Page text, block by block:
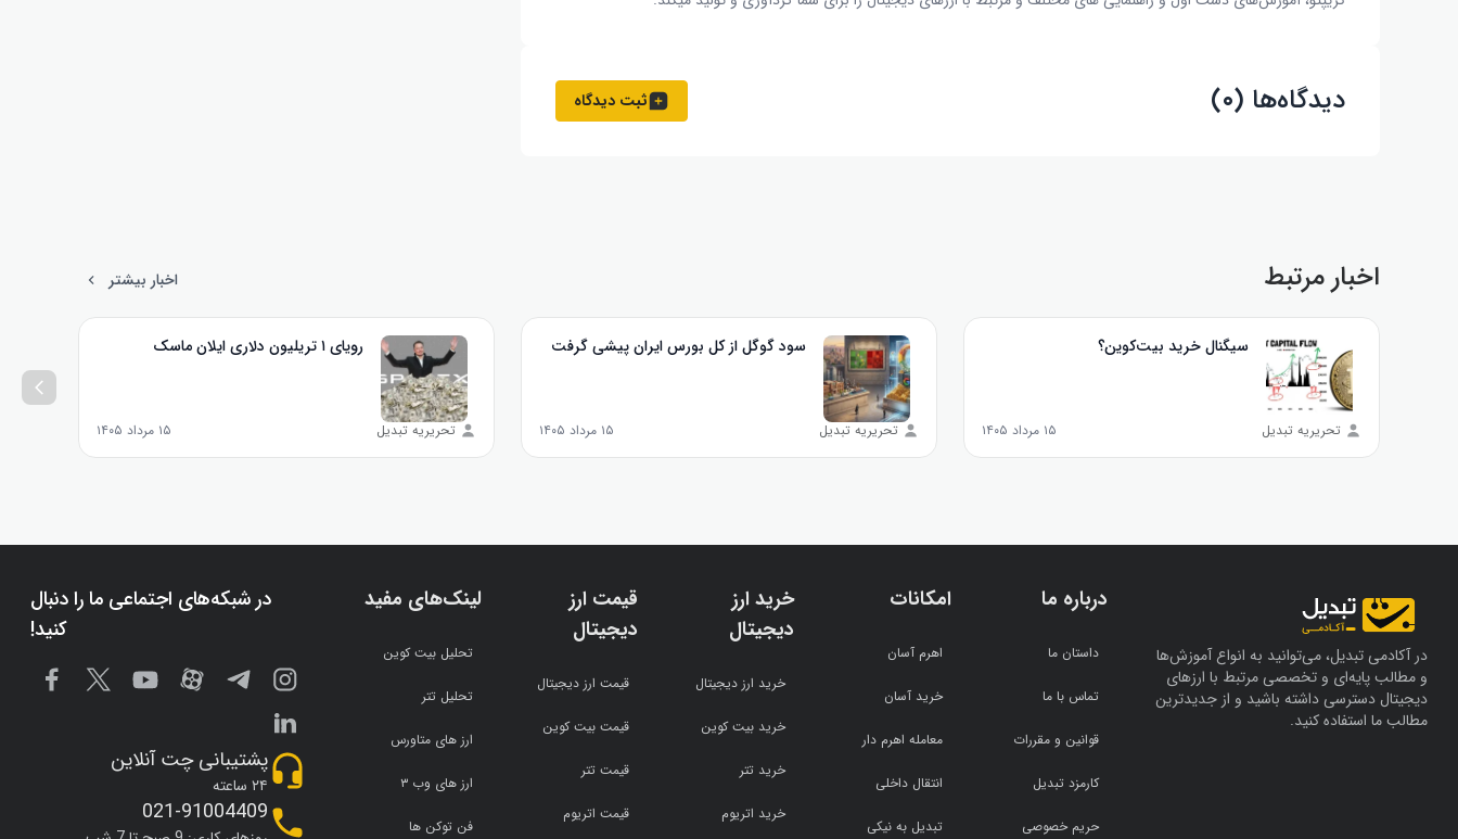
دیدگاه‌ها (۰) ثبت دیدگاه
اخبار مرتبط اخبار بیشتر
سیگنال خرید بیت‌کوین؟
تحریریه تبدیل ۱۵ مرداد ۱۴۰۵
سود گوگل از کل بورس ایران پیشی گرفت
تحریریه تبدیل ۱۵ مرداد ۱۴۰۵
رویای ۱ تریلیون دلاری ایلان ماسک
تحریریه تبدیل ۱۵ مرداد ۱۴۰۵
در آکادمی تبدیل، می‌توانید به انواع آموزش‌ها
و مطالب پایه‌ای و تخصصی مرتبط با ارزهای
دیجیتال دسترسی داشته باشید و از جدیدترین
مطالب ما استفاده کنید.
درباره ما
داستان ما
تماس با ما
قوانین و مقررات
کارمزد تبدیل
حریم خصوصی
امکانات
اهرم آسان
خرید آسان
معامله اهرم دار
انتقال داخلی
تبدیل به نیکی
خرید ارز
دیجیتال
خرید ارز دیجیتال
خرید بیت کوین
خرید تتر
خرید اتریوم
قیمت ارز
دیجیتال
قیمت ارز دیجیتال
قیمت بیت کوین
قیمت تتر
قیمت اتریوم
لینک‌های مفید
تحلیل بیت کوین
تحلیل تتر
ارز های متاورس
ارز های وب ۳
فن توکن ها
در شبکه‌های اجتماعی ما را دنبال
کنید!
پشتیبانی چت آنلاین
۲۴ ساعته
021-91004409